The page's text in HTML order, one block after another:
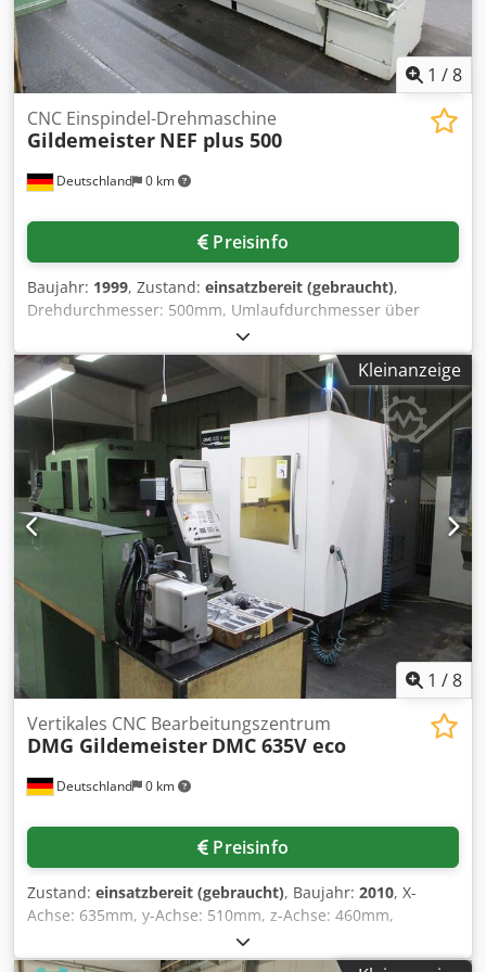
Eine Besichtigung vor Ort ist möglich. Dwsdpfx Aezrn H
Tjqrsa
1 /8
Deutschland 0 km
CNC Einspindel-Drehmaschine
Gildemeister NEF plus 500
Preisinfo
Baujahr: 1999, Zustand: einsatzbereit (gebraucht),
Drehdurchmesser: 500mm, Umlaufdurchmesser über
Planschlitten: 290mm, Drehlänge: 1500mm, Drehzahl: 8-
2800/min mit drei Getriebestufen,
Spindelbohrungsdurchmesser: 70mm,
Dreibackenfutterdurchmesser: 250mm, Reitstockpinole
MK4, Pinolenhub: 180mm, Anschlussleistung 24kVA,
Steuerung: Heidenhain Manual Plus, Länge: 3200mm,
Breite: 1700mm, Höhe: 1800mm, Gewicht: 3,2t,
Betriebsstundenstand: 42.733h, mit manuellen Reitstock,
Schutzhaube für Spannfutter, Kühlmitteleinrichtung,
Werkzeughalter Multifix, diverse Werkzeugaufnahmen,
diverse Bohrfutter, diverse Drehwerk- und Bohrwerkzeuge,
Wechselbaken für Dreibackenfutter, Tiefenanschlag für
Hauptspindel, Werkzeugschrank und Dokumentation,
generalüberholt durch den Hersteller 2010. Eine
Besichtigung vor Ort ist möglich. Dedpfxszrn Ido Aqrowa
Kleinanzeige
1 /8
Deutschland 0 km
Vertikales CNC Bearbeitungszentrum
DMG Gildemeister DMC 635V eco
Preisinfo
Zustand: einsatzbereit (gebraucht), Baujahr: 2010, X-
Achse: 635mm, y-Achse: 510mm, z-Achse: 460mm,
Aufspannflächenabmessungen: 790x560mm, max.
Spindeldrehzahl: 8000/min, Steuerung: Heidenhain TNC